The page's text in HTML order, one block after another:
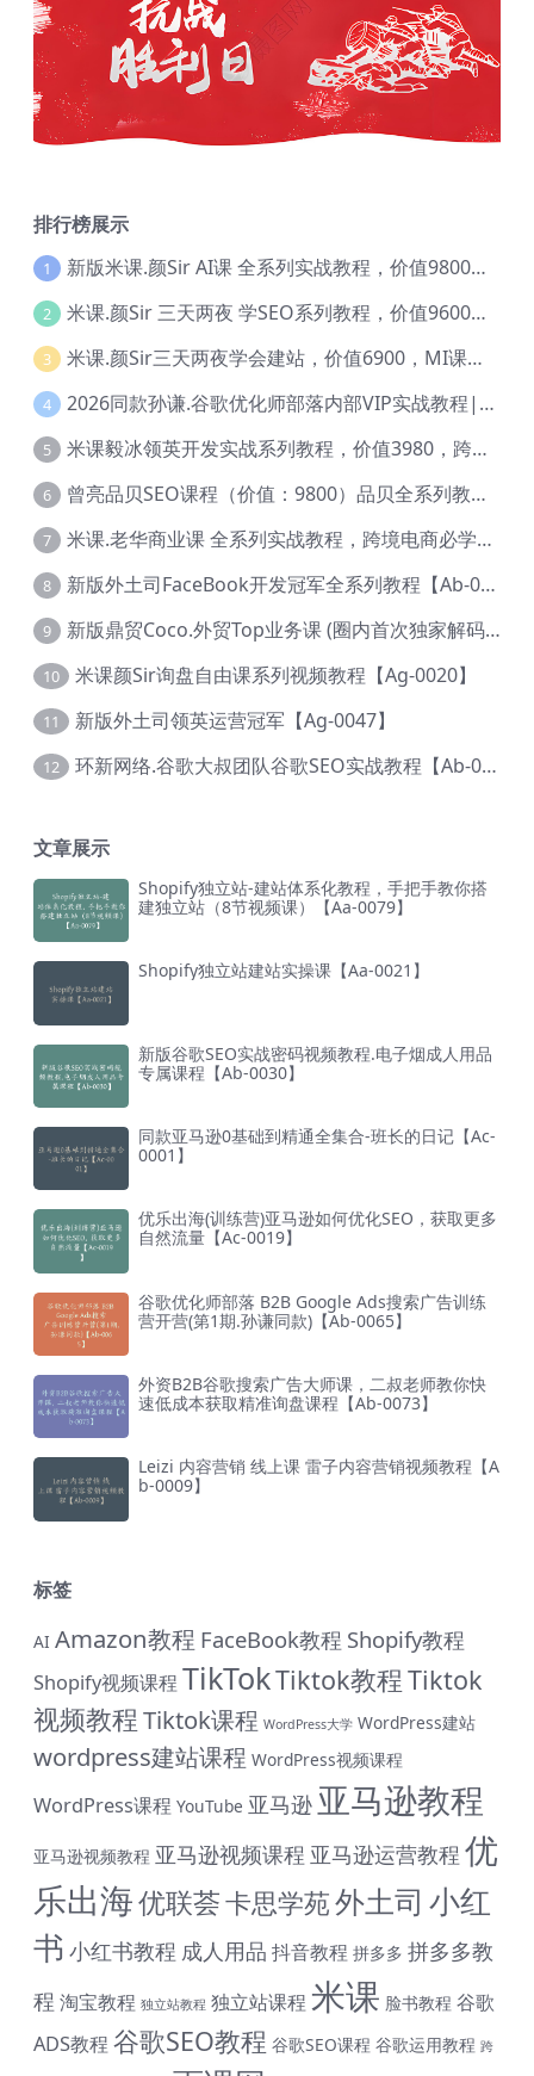
排行榜展示
1 新版米课.颜Sir AI课 全系列实战教程，价值9800，跨境首选！【Ag-0052】
2 米课.颜Sir 三天两夜 学SEO系列教程，价值9600元，跨境人都在学 【Ag-0056】
3 米课.颜Sir三天两夜学会建站，价值6900，MI课甄选课程 【Ag-0055】
4 2026同款孙谦.谷歌优化师部落内部VIP实战教程|价值4999元全网独家解码（官方报名版本）【@034】
5 米课毅冰领英开发实战系列教程，价值3980，跨境必选【Ag-0049】
6 曾亮品贝SEO课程（价值：9800）品贝全系列教程 【Ab-0022】
7 米课.老华商业课 全系列实战教程，跨境电商必学，价值16900元【Ag-0053】
8 新版外土司FaceBook开发冠军全系列教程【Ab-0021】
9 新版鼎贸Coco.外贸Top业务课 (圈内首次独家解码|460节课)【Ag-0091】
10 米课颜Sir询盘自由课系列视频教程【Ag-0020】
11 新版外土司领英运营冠军【Ag-0047】
12 环新网络.谷歌大叔团队谷歌SEO实战教程【Ab-0024】
文章展示
Shopify独立站-建站体系化教程，手把手教你搭
建独立站（8节视频课）【Aa-0079】
Shopify独立站建站实操课【Aa-0021】
新版谷歌SEO实战密码视频教程.电子烟成人用品
专属课程【Ab-0030】
同款亚马逊0基础到精通全集合-班长的日记【Ac-
0001】
优乐出海(训练营)亚马逊如何优化SEO，获取更多
自然流量【Ac-0019】
谷歌优化师部落 B2B Google Ads搜索广告训练
营开营(第1期.孙谦同款)【Ab-0065】
外资B2B谷歌搜索广告大师课，二叔老师教你快
速低成本获取精准询盘课程【Ab-0073】
Leizi 内容营销 线上课 雷子内容营销视频教程【A
b-0009】
标签
AI Amazon教程 FaceBook教程 Shopify教程
Shopify视频课程 TikTokTiktok教程Tiktok
视频教程Tiktok课程 WordPress大学 WordPress建站
wordpress建站课程 WordPress视频课程
WordPress课程 YouTube 亚马逊 亚马逊教程
亚马逊视频教程 亚马逊视频课程 亚马逊运营教程 优
乐出海优联荟卡思学苑外土司 小红
书 小红书教程 成人用品 抖音教程 拼多多 拼多多教
程 淘宝教程 独立站教程 独立站课程 米课 脸书教程 谷歌
ADS教程 谷歌SEO教程 谷歌SEO课程 谷歌运用教程 跨
# 与君同行 共赴前程 购课钜惠 #
终身SVIP会员限时 1399 元（原价1999元）| 《外土司全
系列课程》共计17套打包价599元（原价799直降200元|
含近期解码新课） | 《米课全系列课程》打包价599元